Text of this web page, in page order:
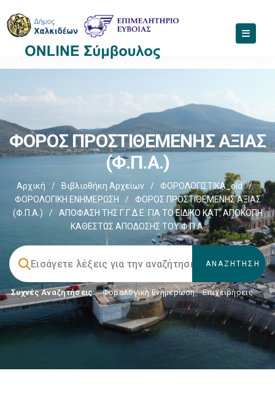
ΦΟΡΟΣ ΠΡΟΣΤΙΘΕΜΕΝΗΣ ΑΞΙΑΣ
(Φ.Π.Α.)
Αρχική / Βιβλιοθήκη Αρχείων / ΦΟΡΟΛΟΓΙΣΤΙΚΑ_old
/
ΦΟΡΟΛΟΓΙΚΗ ΕΝΗΜΕΡΩΣΗ
/
ΦΟΡΟΣ ΠΡΟΣΤΙΘΕΜΕΝΗΣ ΑΞΙΑΣ
(Φ.Π.Α.)
/
ΑΠΟΦΑΣΗ ΤΗΣ Γ.Γ.Δ.Ε. ΓΙΑ ΤΟ ΕΙΔΙΚΟ ΚΑΤ’ ΑΠΟΚΟΠΗ
ΚΑΘΕΣΤΩΣ ΑΠΟΔΟΣΗΣ ΤΟΥ Φ.Π.Α.
Συχνές Αναζητήσεις: Φορολογικη Ενημέρωση, Επιχειρήσεις